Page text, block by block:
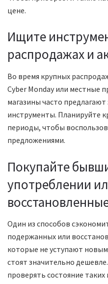
цене.
Ищите
распродажах и
Во время крупных
Cyber Monday или местные
магазины часто
инструменты. Планируйте
периоды, чтобы
предложениями.
Покупайте
употреблении
Один из способов
подержанных или
которые не уступают
стоят значительно
проверять состояние